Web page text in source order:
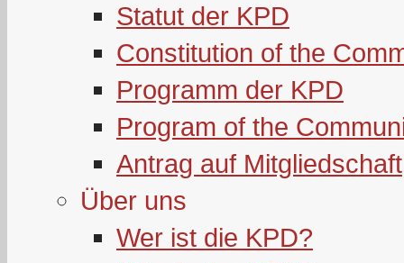
Statut der KPD
Constitution of the
Programm der KPD
Program of the
Antrag auf Mitgliedschaft
Über uns
Wer ist die KPD?